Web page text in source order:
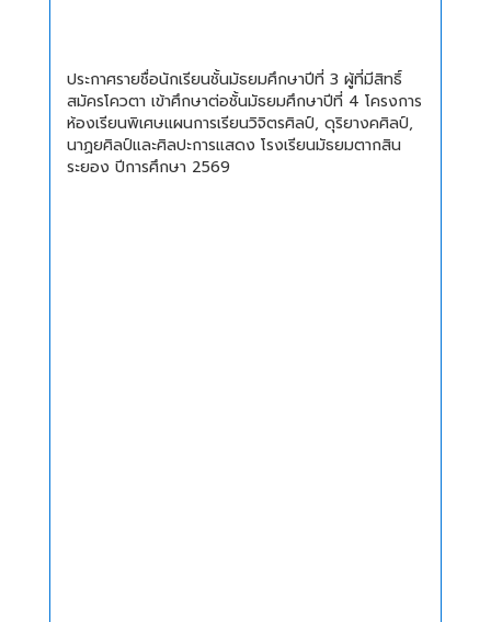
ประกาศรายชื่อนักเรียนชั้นมัธยมศึกษาปีที่ 3 ผู้ที่มีสิทธิ์
สมัครโควตา เข้าศึกษาต่อชั้นมัธยมศึกษาปีที่ 4 โครงการ
ห้องเรียนพิเศษแผนการเรียนวิจิตรศิลป์, ดุริยางคศิลป์,
นาฏยศิลป์และศิลปะการแสดง โรงเรียนมัธยมตากสิน
ระยอง ปีการศึกษา 2569